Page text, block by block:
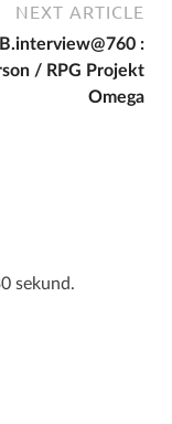
NEXT ARTICLE
:
/ RPG Projekt
Omega
sekund.